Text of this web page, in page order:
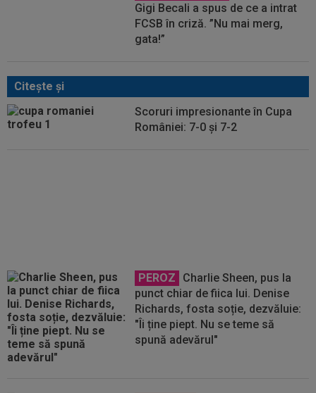
Gigi Becali a spus de ce a intrat
FCSB în criză. ”Nu mai merg,
gata!”
Citeşte şi
Scoruri impresionante în Cupa
României: 7-0 și 7-2
PEROZ
Charlie Sheen, pus la
punct chiar de fiica lui. Denise
Richards, fosta soție, dezvăluie:
"Îi ține piept. Nu se teme să
spună adevărul"